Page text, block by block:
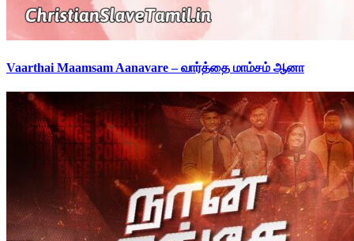
Vaarthai Maamsam Aanavare – வார்த்தை மாம்சம் ஆனா